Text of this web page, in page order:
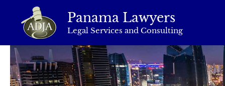
Panama Lawyers
Legal Services and Consulting
Abogados